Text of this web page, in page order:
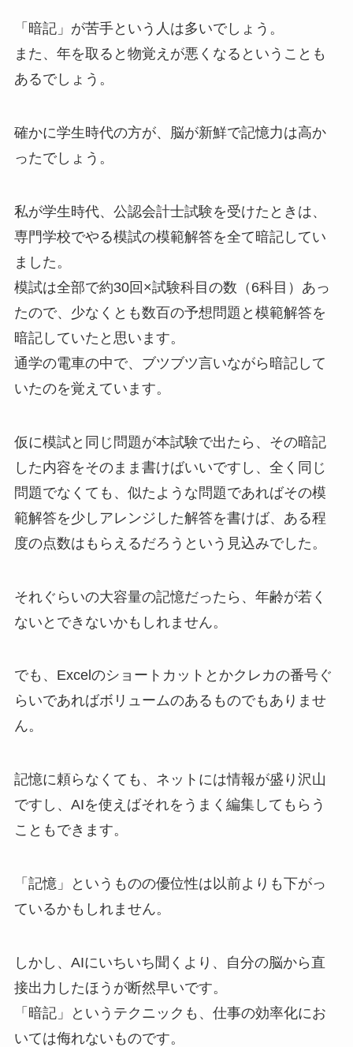
「暗記」が苦手という人は多いでしょう。
また、年を取ると物覚えが悪くなるということも
あるでしょう。
確かに学生時代の方が、脳が新鮮で記憶力は高か
ったでしょう。
私が学生時代、公認会計士試験を受けたときは、
専門学校でやる模試の模範解答を全て暗記してい
ました。
模試は全部で約30回×試験科目の数（6科目）あっ
たので、少なくとも数百の予想問題と模範解答を
暗記していたと思います。
通学の電車の中で、ブツブツ言いながら暗記して
いたのを覚えています。
仮に模試と同じ問題が本試験で出たら、その暗記
した内容をそのまま書けばいいですし、全く同じ
問題でなくても、似たような問題であればその模
範解答を少しアレンジした解答を書けば、ある程
度の点数はもらえるだろうという見込みでした。
それぐらいの大容量の記憶だったら、年齢が若く
ないとできないかもしれません。
でも、Excelのショートカットとかクレカの番号ぐ
らいであればボリュームのあるものでもありませ
ん。
記憶に頼らなくても、ネットには情報が盛り沢山
ですし、AIを使えばそれをうまく編集してもらう
こともできます。
「記憶」というものの優位性は以前よりも下がっ
ているかもしれません。
しかし、AIにいちいち聞くより、自分の脳から直
接出力したほうが断然早いです。
「暗記」というテクニックも、仕事の効率化にお
いては侮れないものです。